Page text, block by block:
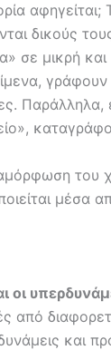
δικούς
σε μικρή
του
μέσα
οι
και